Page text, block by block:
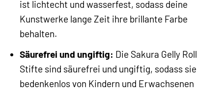
ist lichtecht und wasserfest, sodass deine
Kunstwerke lange Zeit ihre brillante Farbe
behalten.
Säurefrei und ungiftig: Die Sakura Gelly Roll
Stifte sind säurefrei und ungiftig, sodass sie
bedenkenlos von Kindern und Erwachsenen